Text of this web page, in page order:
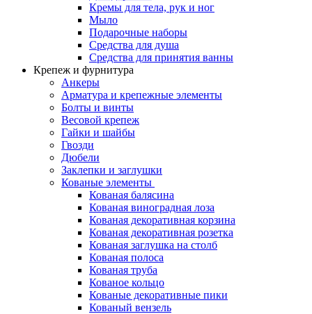
Кремы для тела, рук и ног
Мыло
Подарочные наборы
Средства для душа
Средства для принятия ванны
Крепеж и фурнитура
Анкеры
Арматура и крепежные элементы
Болты и винты
Весовой крепеж
Гайки и шайбы
Гвозди
Дюбели
Заклепки и заглушки
Кованые элементы
Кованая балясина
Кованая виноградная лоза
Кованая декоративная корзина
Кованая декоративная розетка
Кованая заглушка на столб
Кованая полоса
Кованая труба
Кованое кольцо
Кованые декоративные пики
Кованый вензель